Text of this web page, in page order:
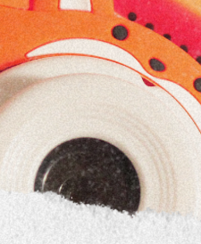
Holambra: O Cenário do
fazer a prova em
compromisso em uma
cidade das flores, com sua
suas estra...